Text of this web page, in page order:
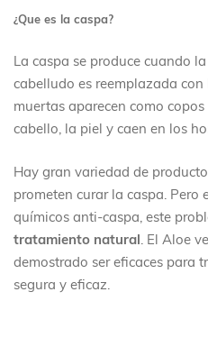
¿Que es la caspa?
La caspa se produce cuando
cabelludo es reemplazada
muertas aparecen como
cabello, la piel y caen en los
Hay gran variedad de
prometen curar la caspa. Pero
químicos anti-caspa, este
tratamiento natural . El Aloe
demostrado ser eficaces para
segura y eficaz.